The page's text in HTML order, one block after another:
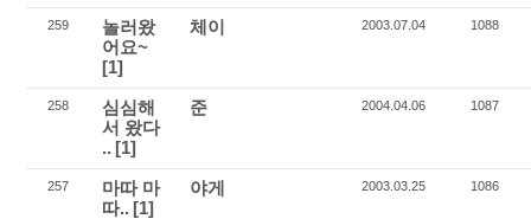
259
놀러왔
어요~
[1]
체이 2003.07.04 1088
258
심심해
서 왔다
.. [1]
준 2004.04.06 1087
257
마따 마
따.. [1]
야게 2003.03.25 1086